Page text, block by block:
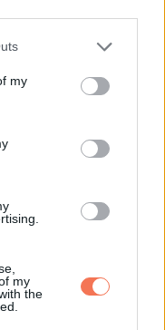
one or more Google
You may click to
third-party tags to
in below Google
my
my
the